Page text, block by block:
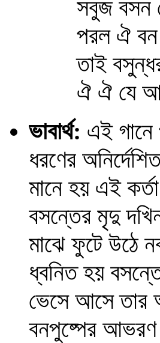
সবুজ বসন
পরল ঐ বন
তাই
ঐ ঐ যে
ভাবার্থ: এই গানে
ধরণের
মানে হয় এই
বসন্তের মৃদু
মাঝে ফুটে উঠে
ধ্বনিত হয়
ভেসে আসে তার
বনপুষ্পের আভরণ